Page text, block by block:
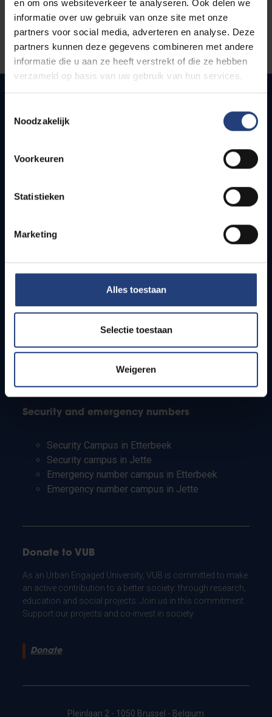
en om ons websiteverkeer te analyseren. Ook delen we
informatie over uw gebruik van onze site met onze
partners voor social media, adverteren en analyse. Deze
partners kunnen deze gegevens combineren met andere
informatie die u aan ze heeft verstrekt of die ze hebben
verzameld op basis van uw gebruik van hun services.
Noodzakelijk
Voorkeuren
Statistieken
Marketing
Alles toestaan
Selectie toestaan
Weigeren
Quick links
How to get to the VUB campuses
Students
PhD students
Teachers and secondary schools
Working students
Security and emergency numbers
Security Campus in Etterbeek
Security campus in Jette
Emergency number campus in Etterbeek
Emergency number campus in Jette
Donate to VUB
As an Urban Engaged University, VUB is committed to make
an active contribution to a better society: through research,
education and social projects. Join us in this commitment.
Support our projects and co-invest in society.
Donate
Pleinlaan 2 - 1050 Brussel - Belgium